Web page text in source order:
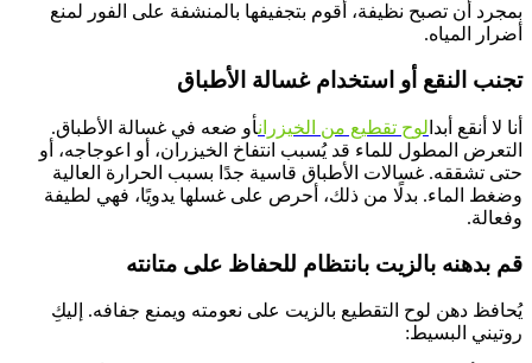
بمجرد أن تصبح نظيفة، أقوم بتجفيفها بالمنشفة على الفور لمنع
أضرار المياه.
تجنب النقع أو استخدام غسالة الأطباق
أنا لا أنقع أبدا لوح تقطيع من الخيزرانأو ضعه في غسالة الأطباق.
التعرض المطول للماء قد يُسبب انتفاخ الخيزران، أو اعوجاجه، أو
حتى تشققه. غسالات الأطباق قاسية جدًا بسبب الحرارة العالية
وضغط الماء. بدلًا من ذلك، أحرص على غسلها يدويًا، فهي لطيفة
وفعالة.
قم بدهنه بالزيت بانتظام للحفاظ على متانته
يُحافظ دهن لوح التقطيع بالزيت على نعومته ويمنع جفافه. إليكِ
روتيني البسيط: